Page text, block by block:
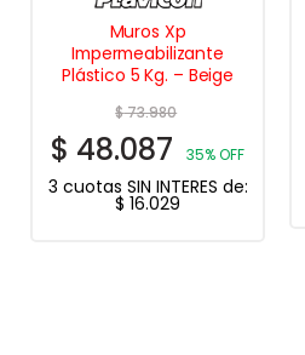
Muros Xp
Impermeabilizante
Plástico 5 Kg. – Beige
$73.980
$ 48.087 35% OFF
3 cuotas SIN INTERES de:
$ 16.029